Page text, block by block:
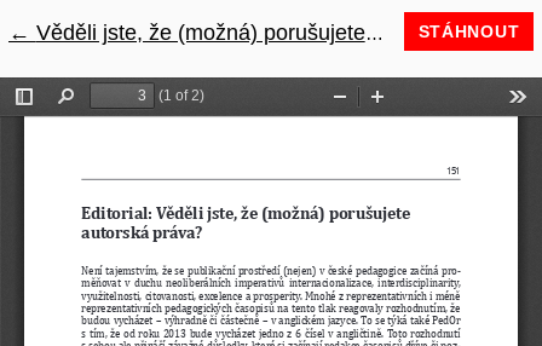
← Návrat na podrobnosti článku
Věděli jste, že (možná) porušujete autorská práva? STÁHNOUT